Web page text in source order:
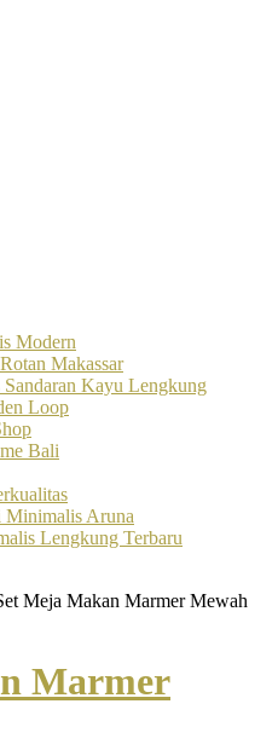
Meja Makan Marmer Mewah
Marmer